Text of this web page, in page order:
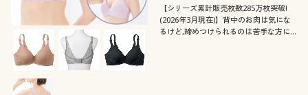
【シリーズ累計販売枚数285万枚突破!
(2026年3月現在)】背中のお肉は気にな
るけど,締めつけられるのは苦手な方に